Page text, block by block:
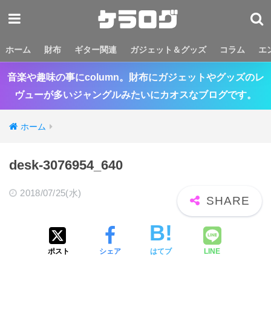
ホーム 財布 ギター関連 ガジェット＆グッズ コラム エ
音楽や趣味の事にcolumn。財布にガジェットやグッズのレ
ヴューが多いジャングルみたいにカオスなブログです。
ホーム
desk-3076954_640
2018/07/25(水)
ポスト シェア はてブ LINE